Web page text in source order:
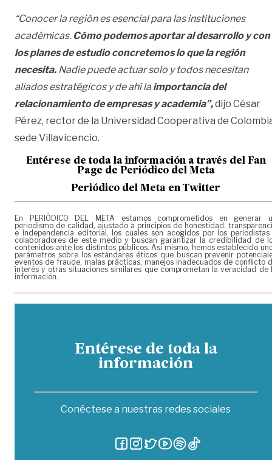
“Conocer la región es esencial para las instituciones
académicas. Cómo podemos aportar al desarrollo y con
los planes de estudio concretemos lo que la región
necesita. Nadie puede actuar solo y todos necesitan
aliados estratégicos y de ahí laimportancia del
relacionamiento de empresas y academia”,dijo César
Pérez, rector de la Universidad Cooperativa de
sede Villavicencio.
Entérese de toda la información a través del Fan
Page de Periódico del Meta
Periódico del Meta en Twitter
En PERIÓDICO DEL META estamos comprometidos en generar
periodismo de calidad, ajustado a principios de honestidad,
e independencia editorial, los cuales son acogidos por los periodistas
colaboradores de este medio y buscan garantizar la credibilidad de
contenidos ante los distintos públicos. Así mismo, hemos establecido
parámetros sobre los estándares éticos que buscan prevenir
eventos de fraude, malas prácticas, manejos inadecuados de conflicto
interés y otras situaciones similares que comprometan la veracidad de
información.
Entérese de toda la
información
Conéctese a nuestras redes sociales